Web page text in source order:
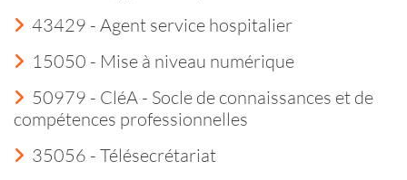
43429 - Agent service hospitalier
15050 - Mise à niveau numérique
50979 - CléA - Socle de connaissances et de
compétences professionnelles
35056 - Télésecrétariat